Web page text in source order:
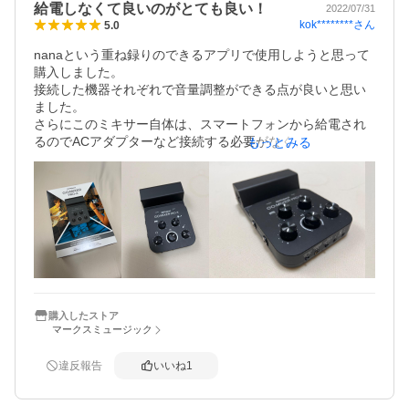
給電しなくて良いのがとても良い！ 2022/07/31
5.0 kok********さん
nanaという重ね録りのできるアプリで使用しようと思って
購入しました。
接続した機器それぞれで音量調整ができる点が良いと思い
ました。
さらにこのミキサー自体は、スマートフォンから給電され
るのでACアダプターなど接続する必要がなく、とても使い
やすいと感じました、
もっとみる
購入したストア
マークスミュージック
違反報告 いいね1